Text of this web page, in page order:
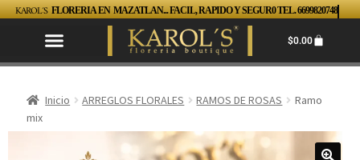
KAROL´S FLORERIA EN MAZATLAN... FACIL, RAPIDO Y SEGUR0 TEL. 6699820748
$0.00
Inicio ARREGLOS FLORALES RAMOS DE ROSAS
Ramo
mix